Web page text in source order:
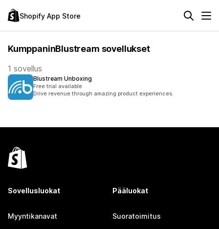
Shopify App Store
KumppaninBlustream sovellukset
1 sovellus
Blustream Unboxing
Free trial available
Drive revenue through amazing product experiences.
Sovellusluokat
Myyntikanavat
Pääluokat
Suoratoimitus